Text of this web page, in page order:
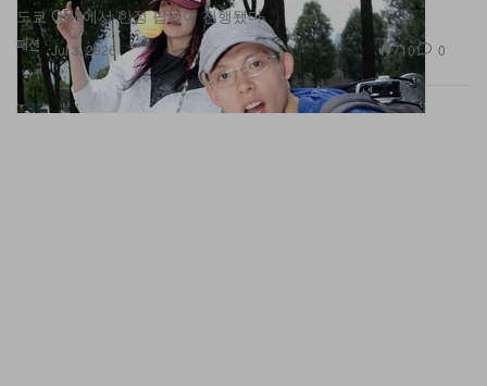
패션 Jul 3, 2026 710